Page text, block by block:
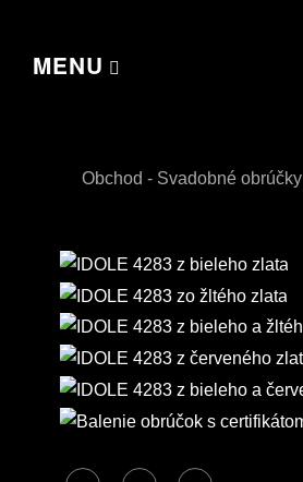
MENU
Obchod - Svadobné obrúčky